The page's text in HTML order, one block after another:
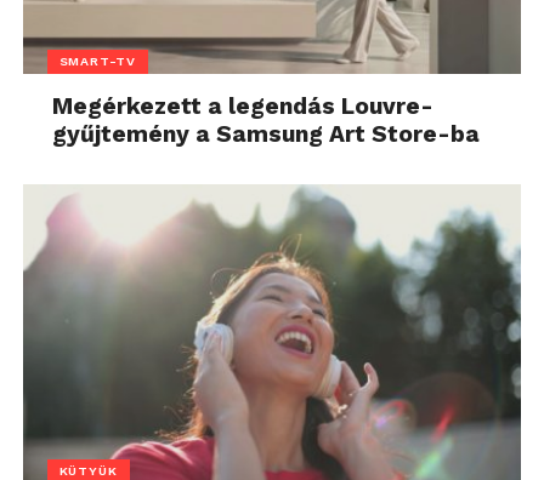
SMART-TV
Megérkezett a legendás Louvre-
gyűjtemény a Samsung Art Store-ba
KÜTYÜK